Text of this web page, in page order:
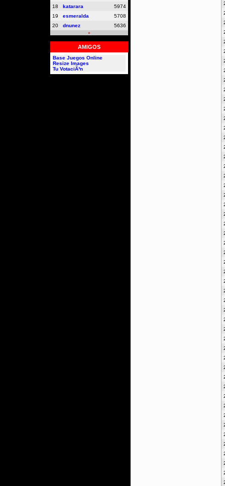
18
katarara
5974
19
esmeralda
5708
20
dnunez 5636
+
AMIGOS
Base Juegos Online
Resize Images
Tu VotaciÃ³n